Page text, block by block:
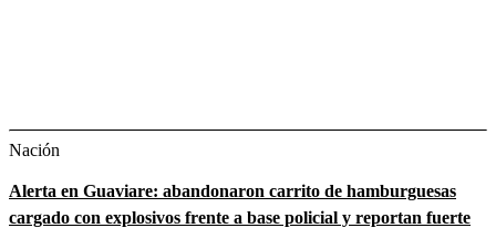
Nación
Alerta en Guaviare: abandonaron carrito de hamburguesas
cargado con explosivos frente a base policial y reportan fuerte